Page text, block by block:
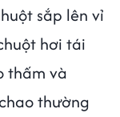
sắp lên vỉ
hơi tái
thấm và
thường